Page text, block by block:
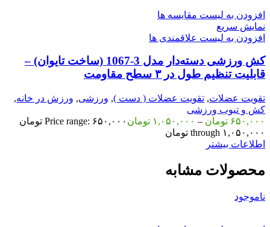
افزودن به لیست مقایسه ها
نمایش سریع
افزودن به لیست علاقمندی ها
کش ورزشی دسته‌دار مدل 3-1067 (ساخت تایوان) –
قابلیت تنظیم طول در ۳ سطح مقاومت
تقویت عضلات, تقویت عضلات ( دست ), ورزشی, ورزش در خانه,
کش و تیوب ورزشی
۶۵۰,۰۰۰ تومان – ۱,۰۵۰,۰۰۰ تومان
Price range: ۶۵۰,۰۰۰ تومان
through ۱,۰۵۰,۰۰۰ تومان
اطلاعات بیشتر
محصولات مشابه
ناموجود